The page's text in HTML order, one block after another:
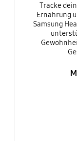
Tracke
Ernährung
Samsung